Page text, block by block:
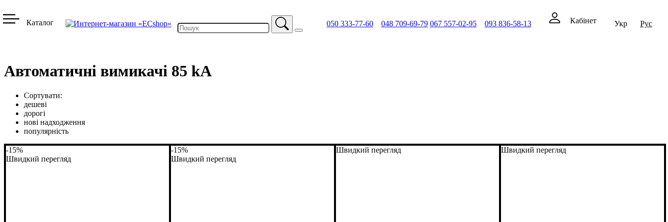
Автоматичні вимикачі 85 kA
Сортувати:
дешеві
дорогі
нові надходження
популярність
-15%
Швидкий перегляд
-15%
Швидкий перегляд
Швидкий перегляд Швидкий перегляд
Каталог 050 333-77-60 048 709-69-79 067 557-02-95 093 836-58-13 Кабінет Укр Рус